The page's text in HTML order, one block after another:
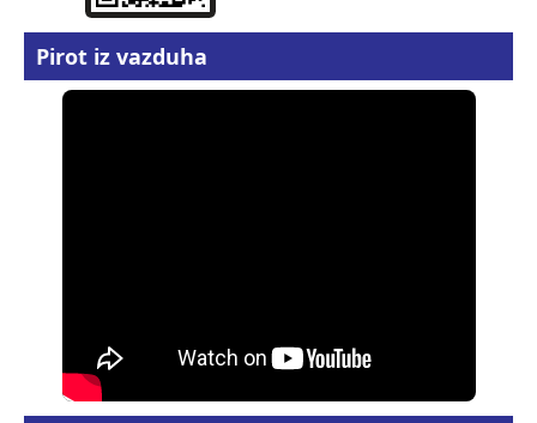
Pirot iz vazduha